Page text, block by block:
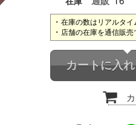
在庫の数はリアルタイ
店舗の在庫を通信販売
カートに入